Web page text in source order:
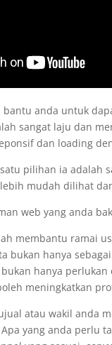
bantu anda untuk
sangat laju dan
dan loading
pilihan ia adalah
mudah dilihat
web yang anda
membantu ramai
bukan hanya
hanya
meningkatkan
atau wakil anda
yang anda perlu